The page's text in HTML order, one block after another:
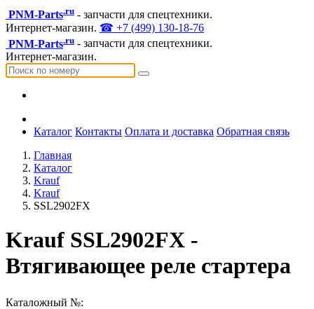
PNM-Parts.ru - запчасти для спецтехники.
Интернет-магазин. ☎ +7 (499) 130-18-76
PNM-Parts.ru - запчасти для спецтехники.
Интернет-магазин.
Каталог Контакты Оплата и доставка Обратная связь
Главная
Каталог
Krauf
Krauf
SSL2902FX
Krauf SSL2902FX -
Втягивающее реле стартера
Каталожный №: